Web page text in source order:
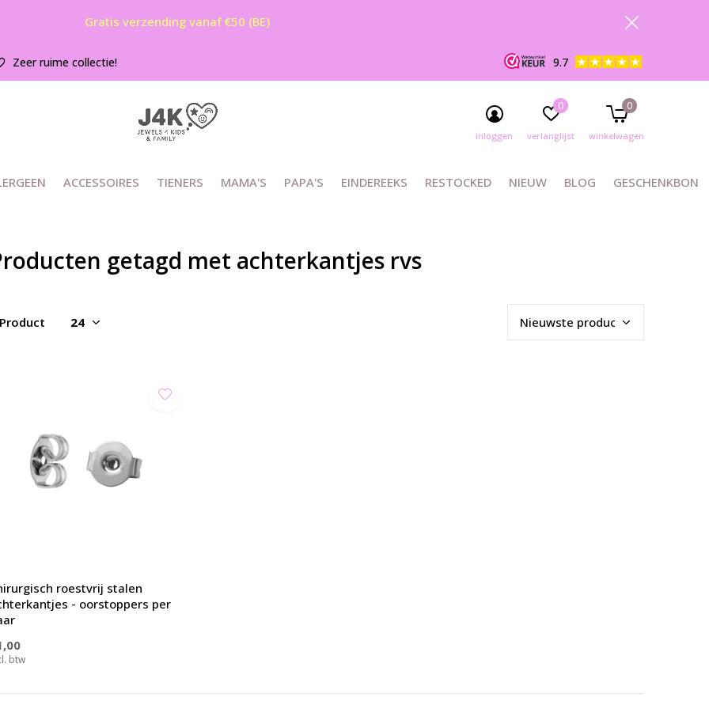
ACCESSOIRES TIENERS MAMA'S PAPA'S EINDEREEKS RESTOCKED NIEUW BLOG GESCHENKBON
inloggen verlanglijst
0
winkelwagen
0
Zeer ruime collectie! 9.7
Gratis verzending vanaf €50 (BE)
getagd met achterkantjes rvs
roestvrij stalen
- oorstoppers per
btw